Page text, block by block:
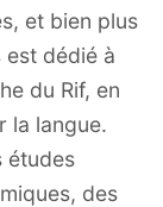
et bien plus
dédié à
du Rif, en
la langue.
études
des